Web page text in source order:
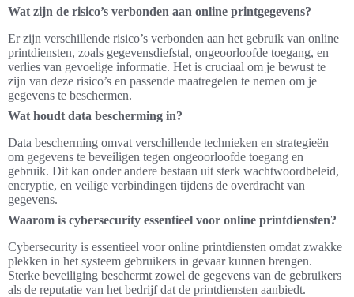
Wat zijn de risico’s verbonden aan online printgegevens?
Er zijn verschillende risico’s verbonden aan het gebruik van online
printdiensten, zoals gegevensdiefstal, ongeoorloofde toegang, en
verlies van gevoelige informatie. Het is cruciaal om je bewust te
zijn van deze risico’s en passende maatregelen te nemen om je
gegevens te beschermen.
Wat houdt data bescherming in?
Data bescherming omvat verschillende technieken en strategieën
om gegevens te beveiligen tegen ongeoorloofde toegang en
gebruik. Dit kan onder andere bestaan uit sterk wachtwoordbeleid,
encryptie, en veilige verbindingen tijdens de overdracht van
gegevens.
Waarom is cybersecurity essentieel voor online printdiensten?
Cybersecurity is essentieel voor online printdiensten omdat zwakke
plekken in het systeem gebruikers in gevaar kunnen brengen.
Sterke beveiliging beschermt zowel de gegevens van de gebruikers
als de reputatie van het bedrijf dat de printdiensten aanbiedt.